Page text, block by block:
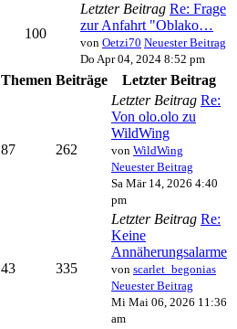
100
Letzter Beitrag Re: Frage
zur Anfahrt "Oblako…
von Oetzi70 Neuester Beitrag
Do Apr 04, 2024 8:52 pm
Themen Beiträge Letzter Beitrag
87 262
Letzter Beitrag Re:
Von olo.olo zu
WildWing
von WildWing
Neuester Beitrag
Sa Mär 14, 2026 4:40
pm
43 335
Letzter Beitrag Re:
Keine
Annäherungsalarme
von scarlet_begonias
Neuester Beitrag
Mi Mai 06, 2026 11:36
am